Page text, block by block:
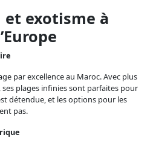
et exotisme à
par excellence au Maroc. Avec plus
ses plages infinies sont parfaites pour
détendue, et les options pour les
pas.